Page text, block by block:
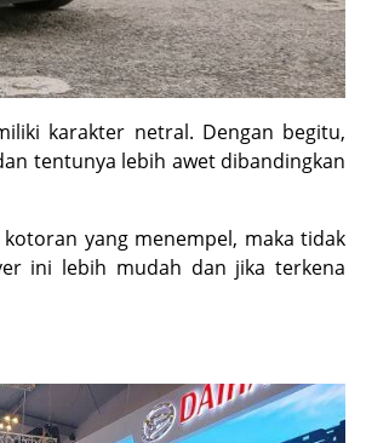
karakter netral. Dengan begitu,
tentunya lebih awet dibandingkan
yang menempel, maka tidak
ini lebih mudah dan jika terkena